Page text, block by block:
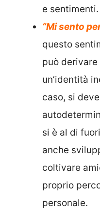
e sentimenti.
“Mi sento
questo
può
un’identità
caso, si
si è al di
anche
coltivare
proprio
personale.